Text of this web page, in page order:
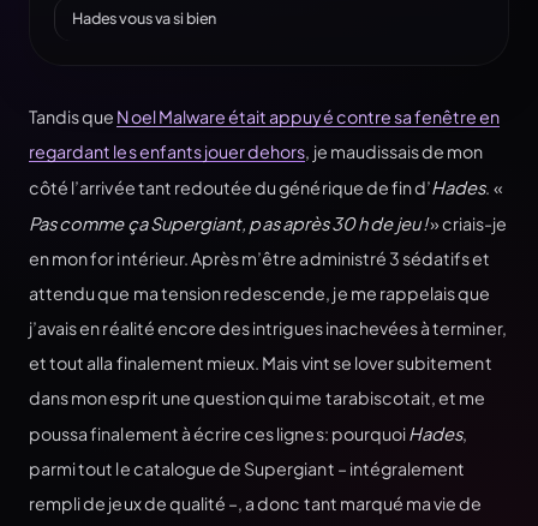
Hades vous va si bien
Tandis que Noel Malware était appuyé contre sa fenêtre en
regardant les enfants jouer dehors, je maudissais de mon
côté l’arrivée tant redoutée du générique de fin d’Hades. «
Pas comme ça Supergiant, pas après 30 h de jeu!» criais-je
en mon for intérieur. Après m’être administré 3 sédatifs et
attendu que ma tension redescende, je me rappelais que
j’avais en réalité encore des intrigues inachevées à terminer,
et tout alla finalement mieux. Mais vint se lover subitement
dans mon esprit une question qui me tarabiscotait, et me
poussa finalement à écrire ces lignes: pourquoiHades,
parmi tout le catalogue de Supergiant – intégralement
rempli de jeux de qualité –, a donc tant marqué ma vie de